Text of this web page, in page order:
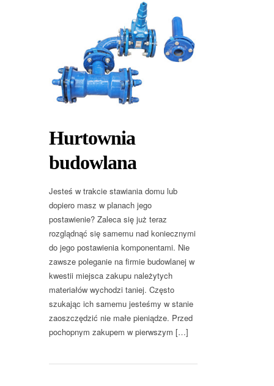
Hurtownia
budowlana
Jesteś w trakcie stawiania domu lub
dopiero masz w planach jego
postawienie? Zaleca się już teraz
rozglądnąć się samemu nad koniecznymi
do jego postawienia komponentami. Nie
zawsze poleganie na firmie budowlanej w
kwestii miejsca zakupu należytych
materiałów wychodzi taniej. Często
szukając ich samemu jesteśmy w stanie
zaoszczędzić nie małe pieniądze. Przed
pochopnym zakupem w pierwszym […]